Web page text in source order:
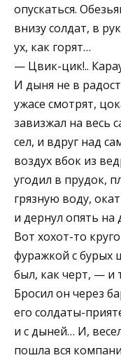
опускаться.
внизу солдат, в
ух, как горят…
— Цвик-цик!..
И дыня не в
ужасе смотрят,
завизжал на весь
сел, и вдруг над
воздух вбок из
угодил в прудок,
грязную воду,
и дернул опять на
Вот хохот-то
фуражкой с бурых
был, как черт, — и
Бросил он через
его солдаты-
и с дыней… И,
пошла вся